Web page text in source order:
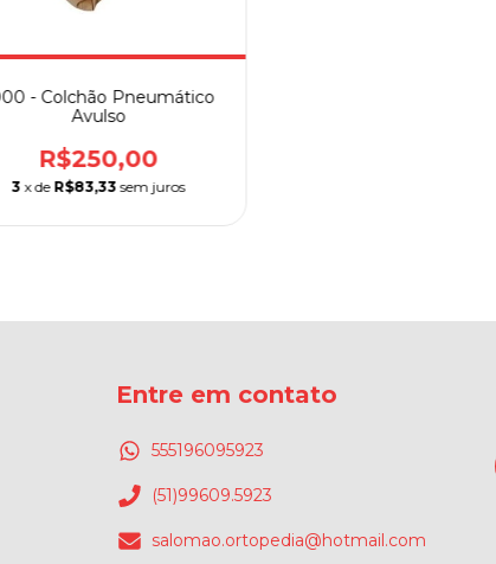
- Colchão Pneumático
Avulso
R$250,00
3 x de R$83,33 sem juros
Entre em contato
555196095923
(51)99609.5923
salomao.ortopedia@hotmail.com